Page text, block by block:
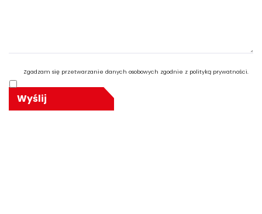
Zgadzam się przetwarzanie danych osobowych zgodnie z polityką prywatności.